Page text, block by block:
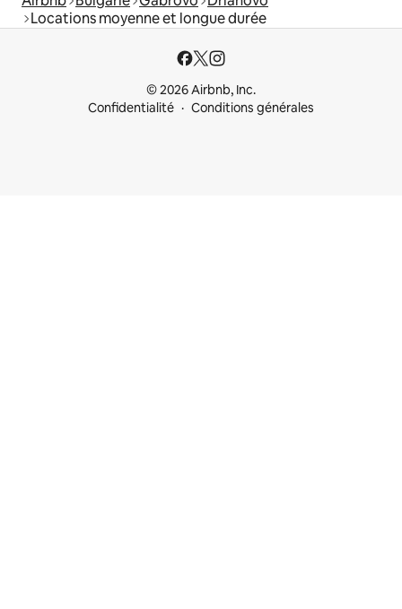
Locations moyenne et longue durée
© 2026 Airbnb, Inc.
Confidentialité
Conditions générales